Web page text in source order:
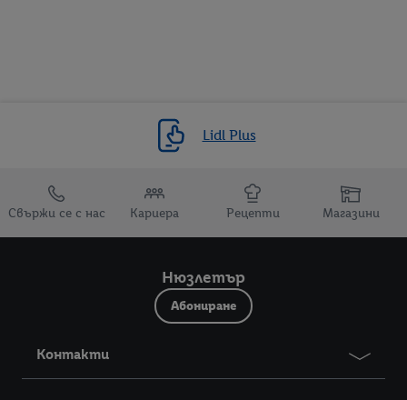
Lidl Plus
Препратки към
Свържи се с нас Кариера Рецепти Магазини
Нюзлетър
Абониране
Контакти